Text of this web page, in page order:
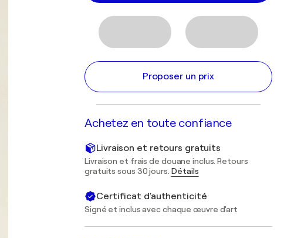
Proposer un prix
Achetez en toute confiance
Livraison et retours gratuits
Livraison et frais de douane inclus. Retours
gratuits sous 30 jours. Détails
Certificat d'authenticité
Signé et inclus avec chaque œuvre d'art